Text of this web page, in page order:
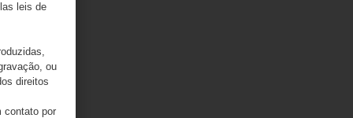
leis de
ou
direitos
contato por